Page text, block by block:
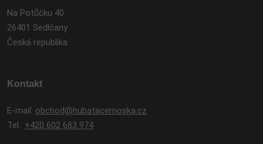
Na Potůčku 40
26401 Sedlčany
Česká republika
Kontakt
E-mail: obchod@hubatacernoska.cz
Tel.: +420 602 683 974